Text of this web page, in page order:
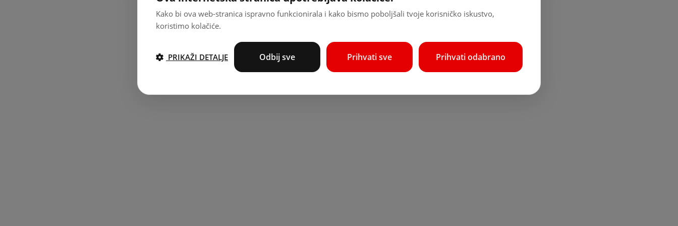
Kako bi ova web-stranica ispravno funkcionirala i kako bismo poboljšali tvoje korisničko iskustvo,
koristimo kolačiće.
Prihvati odabrano
Prihvati sve
Odbij sve
PRIKAŽI DETALJE